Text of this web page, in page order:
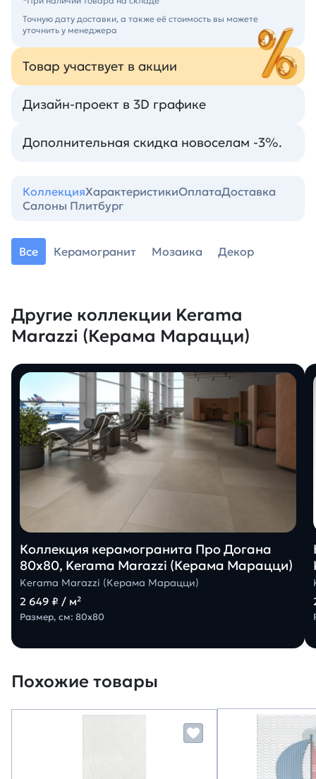
Точную дату доставки, а также её стоимость вы можете
уточнить у менеджера
Товар участвует в акции
Дизайн-проект в 3D графике
Дополнительная скидка новоселам -3%.
КоллекцияХарактеристикиОплатаДоставка
Салоны Плитбург
Все Керамогранит Мозаика Декор
Другие коллекции Kerama
Marazzi (Керама Марацци)
Коллекция керамогранита Про Догана
80х80, Kerama Marazzi (Керама Марацци)
Kerama Marazzi (Керама Марацци)
2 649 ₽ / м²
Размер, см: 80х80
Похожие товары